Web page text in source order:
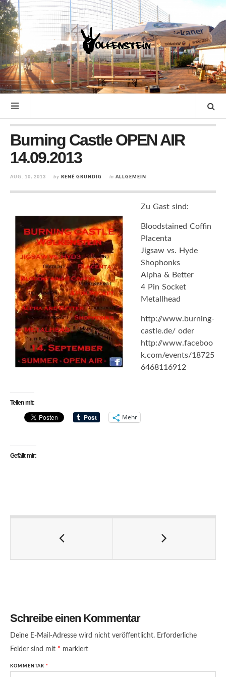
Burning Castle OPEN AIR
14.09.2013
AUG. 10, 2013 by RENÉ GRÜNDIG in ALLGEMEIN
Zu Gast sind:
Bloodstained Coffin
Placenta
Jigsaw vs. Hyde
Shophonks
Alpha & Better
4 Pin Socket
Metallhead
http://www.burning-
castle.de/ oder
http://www.faceboo
k.com/events/18725
6468116912
Teilen mit:
Mehr
Gefällt mir:
Schreibe einen Kommentar
Deine E-Mail-Adresse wird nicht veröffentlicht. Erforderliche
Felder sind mit * markiert
KOMMENTAR *